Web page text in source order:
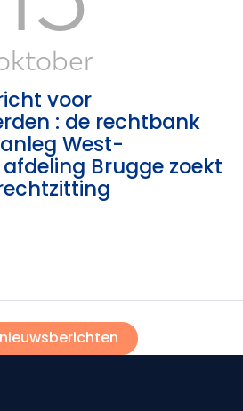
voor
: de rechtbank
West-
Brugge zoekt